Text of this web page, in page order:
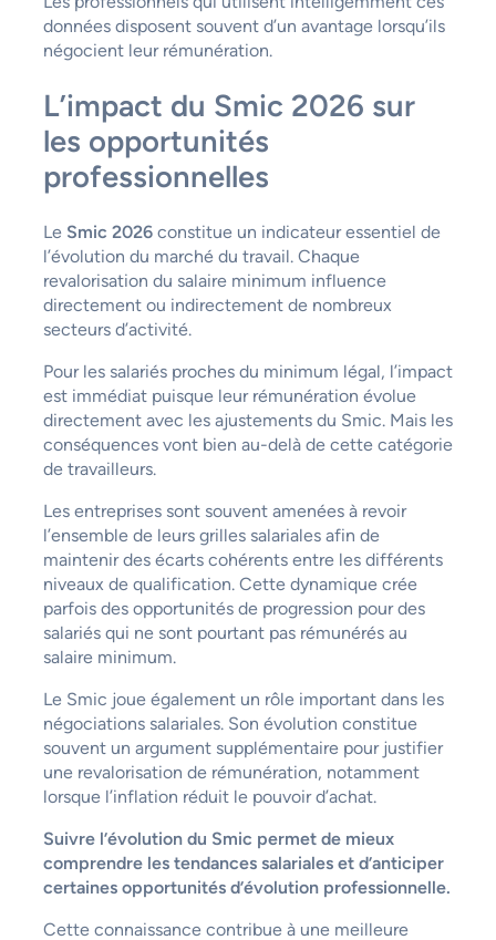
données disposent souvent d’un avantage lorsqu’ils
négocient leur rémunération.
L’impact du Smic 2026 sur
les opportunités
professionnelles
Le Smic 2026constitue un indicateur essentiel de
l’évolution du marché du travail. Chaque
revalorisation du salaire minimum influence
directement ou indirectement de nombreux
secteurs d’activité.
Pour les salariés proches du minimum légal, l’impact
est immédiat puisque leur rémunération évolue
directement avec les ajustements du Smic. Mais les
conséquences vont bien au-delà de cette catégorie
de travailleurs.
Les entreprises sont souvent amenées à revoir
l’ensemble de leurs grilles salariales afin de
maintenir des écarts cohérents entre les différents
niveaux de qualification. Cette dynamique crée
parfois des opportunités de progression pour des
salariés qui ne sont pourtant pas rémunérés au
salaire minimum.
Le Smic joue également un rôle important dans les
négociations salariales. Son évolution constitue
souvent un argument supplémentaire pour justifier
une revalorisation de rémunération, notamment
lorsque l’inflation réduit le pouvoir d’achat.
Suivre l’évolution du Smic permet de mieux
comprendre les tendances salariales et d’anticiper
certaines opportunités d’évolution professionnelle.
Cette connaissance contribue à une meilleure